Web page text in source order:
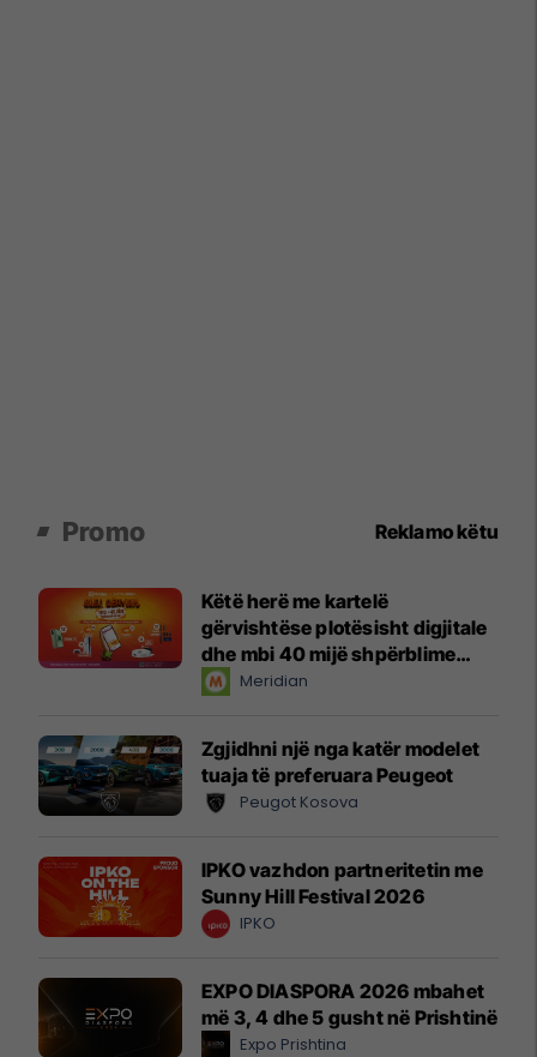
Promo Reklamo këtu
Këtë herë me kartelë
gërvishtëse plotësisht digjitale
dhe mbi 40 mijë shpërblime
instant!Meridian
Zgjidhni një nga katër modelet
tuaja të preferuara Peugeot
Peugot Kosova
IPKO vazhdon partneritetin me
Sunny Hill Festival 2026
IPKO
EXPO DIASPORA 2026 mbahet
më 3, 4 dhe 5 gusht në Prishtinë
Expo Prishtina